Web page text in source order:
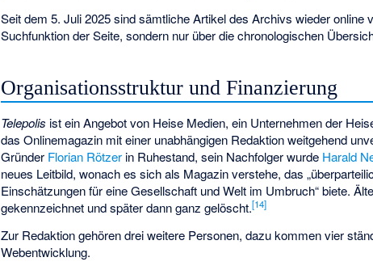
Seit dem 5. Juli 2025 sind sämtliche Artikel des Archivs wieder online
Suchfunktion der Seite, sondern nur über die chronologischen
Organisationsstruktur und Finanzierung
Telepolis ist ein Angebot von Heise Medien, ein Unternehmen der
das Onlinemagazin mit einer unabhängigen Redaktion weitgehend
Gründer Florian Rötzer in Ruhestand, sein Nachfolger wurde Harald
neues Leitbild, wonach es sich als Magazin verstehe, das
Einschätzungen für eine Gesellschaft und Welt im Umbruch“ biete.
gekennzeichnet und später dann ganz gelöscht.[14]
Zur Redaktion gehören drei weitere Personen, dazu kommen vier
Webentwicklung.